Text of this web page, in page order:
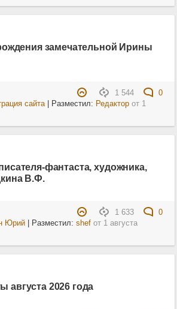
замечательной Ирины
1 544
0
сайта| Разместил: Редакторот 1
фантаста, художника,
В.Ф.
1 633
0
Юрий| Разместил: shefот 1 августа
августа 2026 года